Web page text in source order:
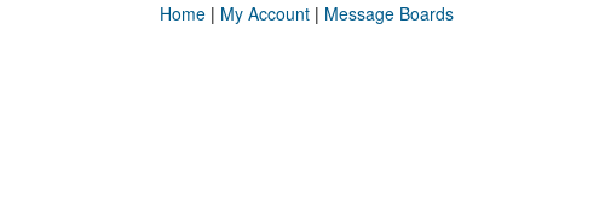
Home| My Account| Message Boards